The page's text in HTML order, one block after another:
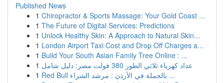
Published News
1 Chiropractor & Sports Massage: Your Gold Coast ...
1 The Future of Digital Services: Predictions
1 Unlock Healthy Skin: A Approach to Natural Skin...
1 London Airport Taxi Cost and Drop Off Charges a...
1 Build Your South Asian Family Tree Online : ...
1
عداد كهرباء ثلاثي الطور 380 فولت مصر: دليل شامل
1
Red Bull بالجملة في الأردن : مرشد الشراء ...